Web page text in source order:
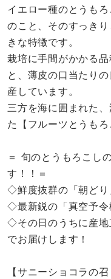
イエロー種のとうも
のこと、そのすっき
きな特徴です。
栽培に手間がかかる
と、薄皮の口当たり
産しています。
三方を海に囲まれた
た【フルーツとうもろ
＝ 旬のとうもろこし
す！！＝
◇鮮度抜群の「朝どり
◇最新鋭の「真空予令
◇その日のうちに産地
でお届けします！
【サニーショコラの召